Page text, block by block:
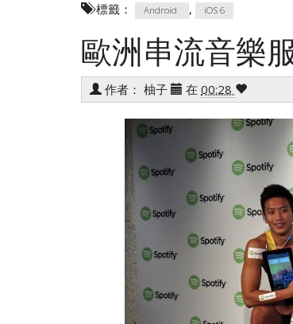
標籤： Android , iOS 6
歐洲串流音樂
作者： 柚子 在 00:28